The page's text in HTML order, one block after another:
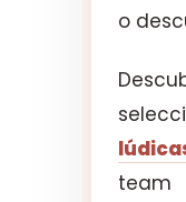
o